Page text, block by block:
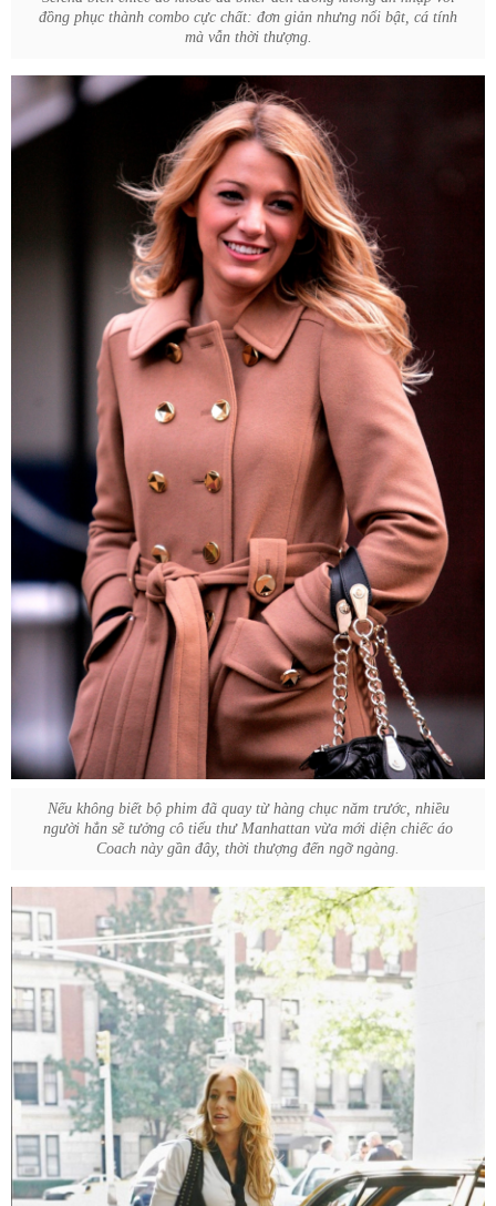
đồng phục thành combo cực chất: đơn giản nhưng nổi bật, cá tính
mà vẫn thời thượng.
Nếu không biết bộ phim đã quay từ hàng chục năm trước, nhiều
người hẳn sẽ tưởng cô tiểu thư Manhattan vừa mới diện chiếc áo
Coach này gần đây, thời thượng đến ngỡ ngàng.